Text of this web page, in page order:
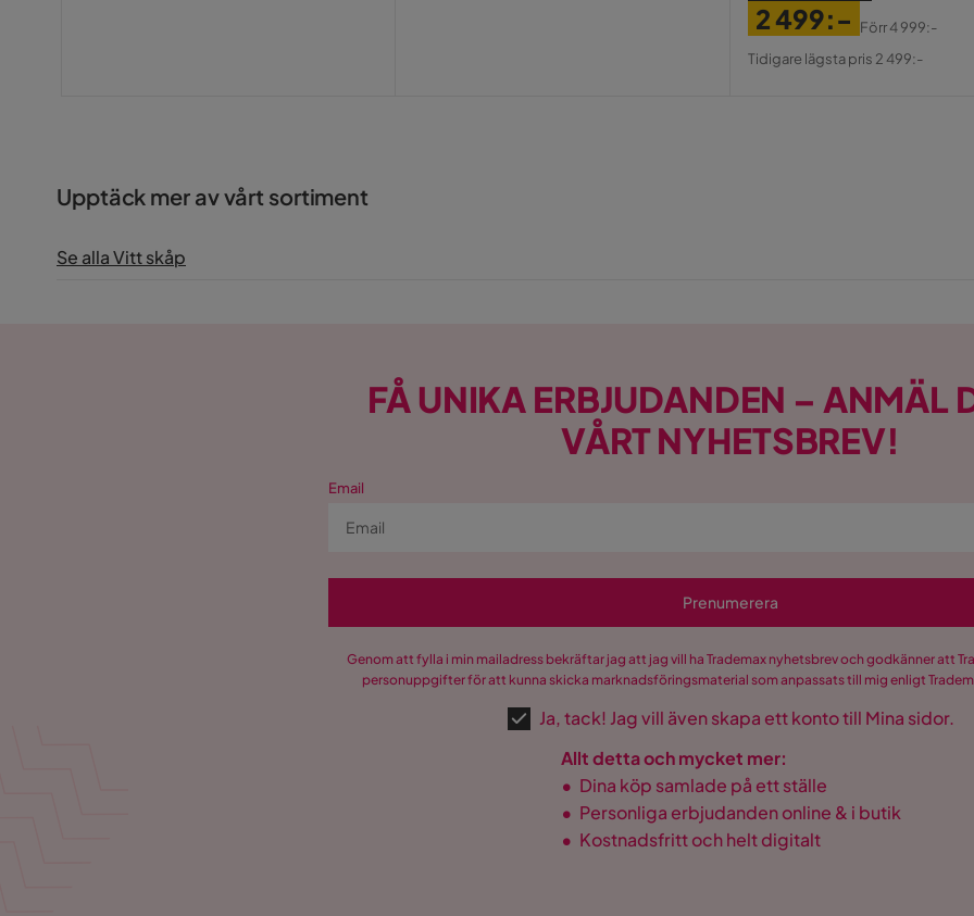
Pris
2 499:-
Original
Förr4 999:-
Tidigare lägsta pris 2 499:-
Upptäck mer av vårt sortiment
Se alla Vitt skåp
FÅ UNIKA ERBJUDANDEN – ANMÄL
VÅRT NYHETSBREV!
Email
Prenumerera
Genom att fylla i min mailadress bekräftar jag att jag vill ha Trademax nyhetsbrev och godkänner att
personuppgifter för att kunna skicka marknadsföringsmaterial som anpassats till mig enligt
Ja, tack! Jag vill även skapa ett konto till Mina sidor.
Allt detta och mycket mer:
• Dina köp samlade på ett ställe
• Personliga erbjudanden online & i butik
• Kostnadsfritt och helt digitalt